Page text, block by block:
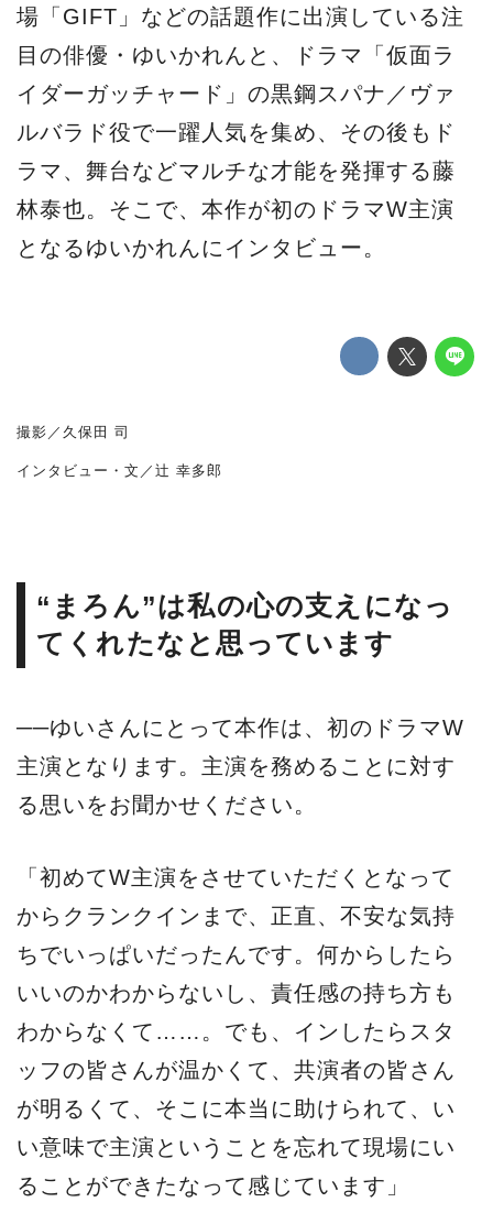
場「GIFT」などの話題作に出演している注
⽬の俳優・ゆいかれんと、ドラマ「仮面ラ
イダーガッチャード」の黒鋼スパナ／ヴァ
ルバラド役で一躍人気を集め、その後もド
ラマ、舞台などマルチな才能を発揮する藤
林泰也。そこで、本作が初のドラマW主演
となるゆいかれんにインタビュー。
撮影／久保田 司
インタビュー・文／辻 幸多郎
“まろん”は私の心の支えになっ
てくれたなと思っています
──ゆいさんにとって本作は、初のドラマW
主演となります。主演を務めることに対す
る思いをお聞かせください。
「初めてW主演をさせていただくとなって
からクランクインまで、正直、不安な気持
ちでいっぱいだったんです。何からしたら
いいのかわからないし、責任感の持ち方も
わからなくて……。でも、インしたらスタ
ッフの皆さんが温かくて、共演者の皆さん
が明るくて、そこに本当に助けられて、い
い意味で主演ということを忘れて現場にい
ることができたなって感じています」